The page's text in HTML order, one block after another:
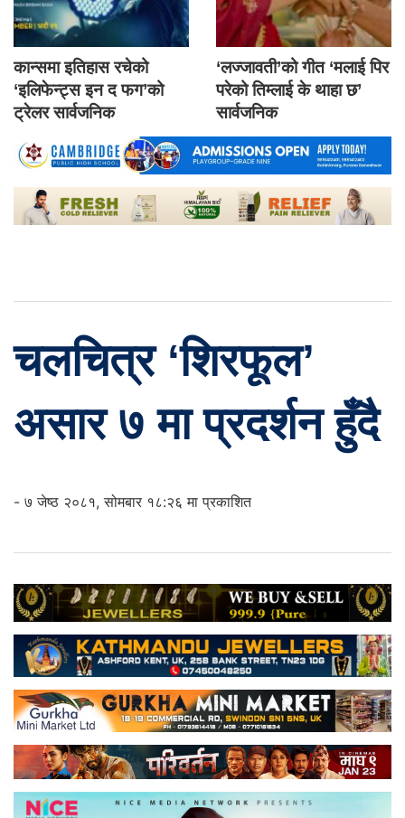
कान्समा इतिहास रचेको
‘इलिफेन्ट्स इन द फग’को
ट्रेलर सार्वजनिक
‘लज्जावती’को गीत ‘मलाई पिर
परेको तिम्लाई के थाहा छ’
सार्वजनिक
चलचित्र ‘शिरफूल’
असार ७ मा प्रदर्शन हुँदै
- ७ जेष्ठ २०८१, सोमबार १८:२६ मा प्रकाशित